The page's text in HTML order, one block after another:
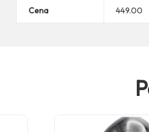
Cena 449.00